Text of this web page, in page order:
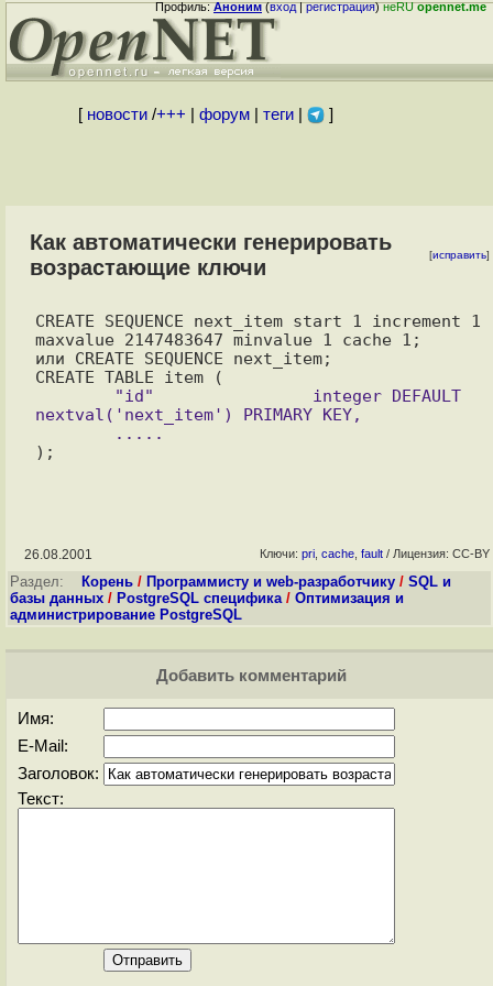
Профиль:Аноним(вход|регистрация)неRUopennet.me
[ новости/+++ форум| теги| ]
Как автоматически генерировать
возрастающие ключи
[исправить]
CREATE SEQUENCE next_item start 1 increment 1
maxvalue 2147483647 minvalue 1 cache 1;
или CREATE SEQUENCE next_item;
nextval('next_item') PRIMARY KEY,
26.08.2001 Ключи: pri cache fault / Лицензия: CC-BY
Раздел: Корень / Программисту и web-разработчику / SQL и
базы данных / PostgreSQL специфика/ Оптимизация и
администрирование PostgreSQL
Добавить комментарий
Имя:
E-Mail:
Заголовок:
Текст: